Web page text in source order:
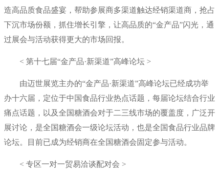
造高品质食品盛宴，帮助参展商多渠道触达经销渠道商，抢占
下沉市场份额，抓住增长引擎，让高品质的“金产品”闪光，通
过展会与活动获得更大的市场回报。
< 第十七届“金产品·新渠道”高峰论坛 >
由迈世展览主办的“金产品·新渠道”高峰论坛已经成功举
办十六届，定位于中国食品行业热点话题，每届论坛结合行业
痛点话题，以及全国糖酒会对于二三线市场的覆盖度，广泛开
展讨论，是全国糖酒会一级论坛活动，也是全国食品行业品牌
论坛。目前已成为经销商在全国糖酒会固定参与活动。
< 专区一对一贸易洽谈配对会 >